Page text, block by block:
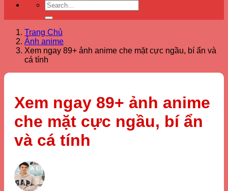
Trang Chủ
Ảnh anime
Xem ngay 89+ ảnh anime che mặt cực ngầu, bí ẩn và
cá tính
Xem ngay 89+ ảnh anime
che mặt cực ngầu, bí ẩn
và cá tính